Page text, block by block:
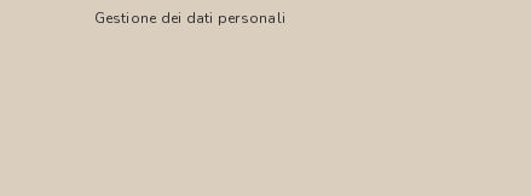
Gestione dei dati personali